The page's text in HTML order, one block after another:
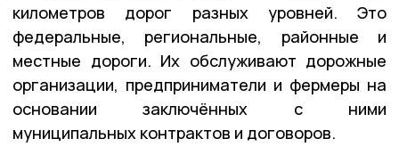
километров дорог разных уровней. Это
федеральные, региональные, районные и
местные дороги. Их обслуживают дорожные
организации, предприниматели и фермеры на
основании заключённых с ними
муниципальных контрактов и договоров.